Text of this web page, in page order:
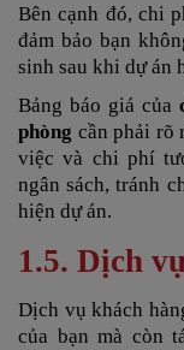
Bên cạnh đó, chi
đảm bảo bạn
sinh sau khi dự án
Bảng báo giá của
phòng cần phải rõ
việc và chi phí
ngân sách, tránh
hiện dự án.
1.5. Dịch
Dịch vụ khách
của bạn mà còn